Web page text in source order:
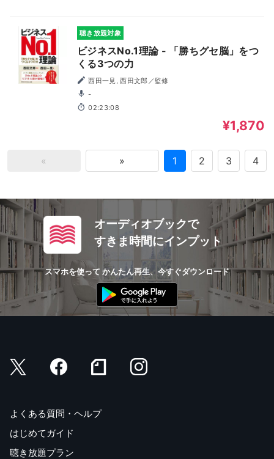
聴き放題対象
ビジネスNo.1理論 - 「勝ちグセ脳」をつ
くる3つの力
西田一見, 西田文郎／監修
-
02:23:08
¥1,870
« » 1 2 3 4
オーディオブックで
すきま時間にインプット
スマホを使って かんたん再生、今すぐダウンロード
よくある質問・ヘルプ
はじめてガイド
聴き放題プラン